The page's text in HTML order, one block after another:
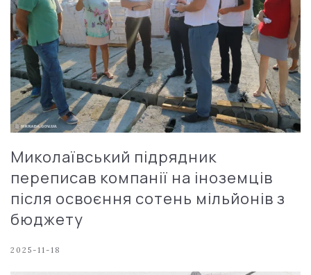
Миколаївський підрядник
переписав компанії на іноземців
після освоєння сотень мільйонів з
бюджету
2025-11-18